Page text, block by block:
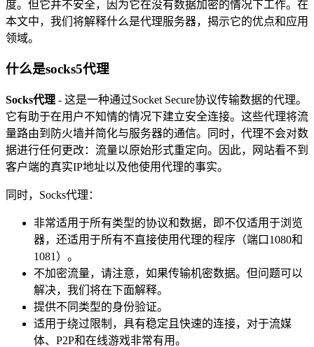
度。但它并不安全，因为它在没有数据加密的情况下工作。在
本文中，我们将解释什么是代理服务器，揭示它的优点和应用
领域。
什么是socks5代理
Socks代理 - 这是一种通过Socket Secure协议传输数据的代理。
它有助于在用户不知情的情况下建立安全连接。这些代理将流
量路由到防火墙并简化与服务器的通信。同时，代理不会对数
据进行任何更改：流量以原始形式重定向。因此，网站看不到
客户端的真实IP地址以及他使用代理的事实。
同时，Socks代理：
非常适用于所有类型的协议和数据，即不仅适用于浏览
器，还适用于所有不直接使用代理的程序（端口1080和
1081）。
不加密流量，请注意，如果传输机密数据。但问题可以
解决，我们将在下面解释。
提供不同类型的身份验证。
适用于绕过限制，具有稳定且快速的连接，对于流媒
体、P2P和在线游戏非常有用。